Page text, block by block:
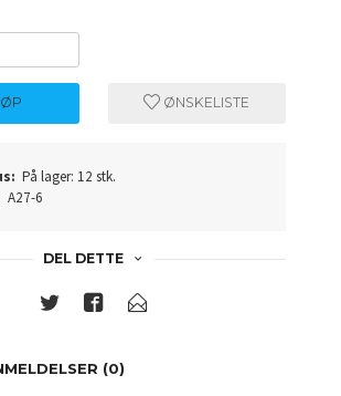
ØNSKELISTE
På lager: 12 stk.
A27-6
DEL DETTE
(0)